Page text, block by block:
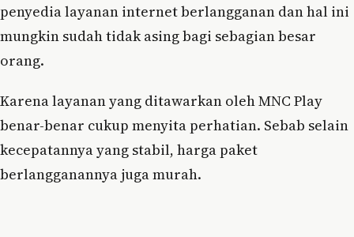
penyedia layanan internet berlangganan dan hal ini
mungkin sudah tidak asing bagi sebagian besar
orang.
Karena layanan yang ditawarkan oleh MNC Play
benar-benar cukup menyita perhatian. Sebab selain
kecepatannya yang stabil, harga paket
berlangganannya juga murah.